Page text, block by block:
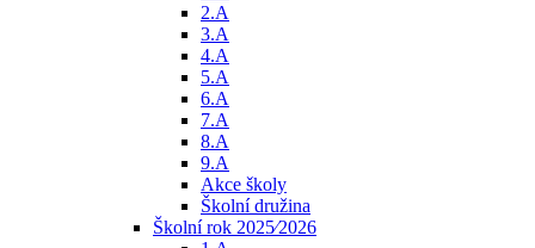
2.A
3.A
4.A
5.A
6.A
7.A
8.A
9.A
Akce školy
Školní družina
Školní rok 2025⁄2026